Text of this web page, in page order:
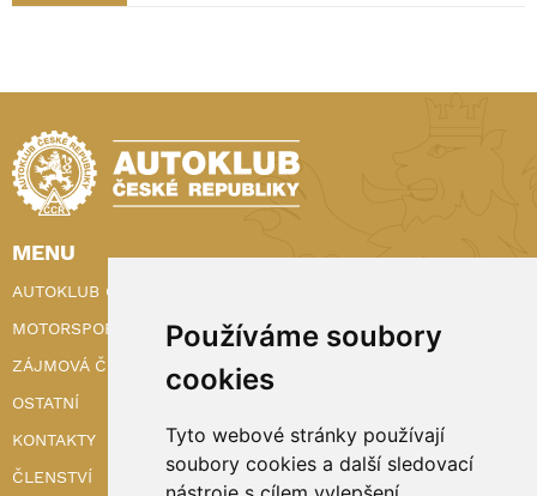
Používáme soubory
cookies
Tyto webové stránky používají
soubory cookies a další sledovací
MENU
AUTOKLUB ČR
MOTORSPORT
ZÁJMOVÁ ČINNOST
OSTATNÍ
KONTAKTY
ČLENSTVÍ